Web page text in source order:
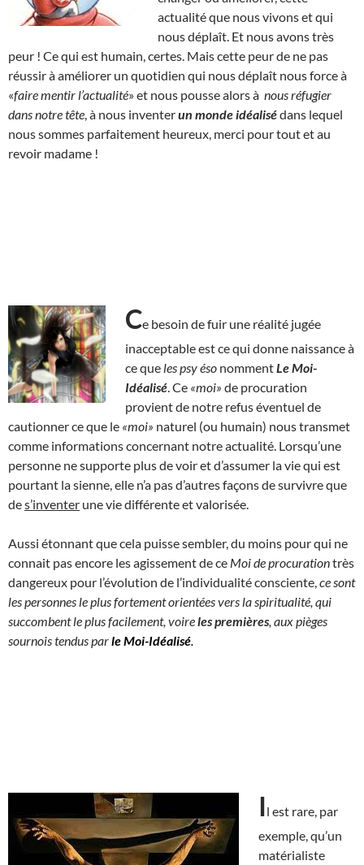
actualité que nous vivons et qui
nous déplaît. Et nous avons très
peur ! Ce qui est humain, certes. Mais cette peur de ne pas
réussir à améliorer un quotidien qui nous déplaît nous force à
«faire mentir l’actualité» et nous pousse alors à nous réfugier
dans notre tête , à nous inventerun monde idéalisédans lequel
nous sommes parfaitement heureux, merci pour tout et au
revoir madame !
Ce besoin de fuir une réalité jugée
inacceptable est ce qui donne naissance à
ce que les psy éso nommentLe Moi-
Idéalisé . Ce «moi» de procuration
provient de notre refus éventuel de
cautionner ce que le «moi» naturel (ou humain) nous transmet
comme informations concernant notre actualité. Lorsqu’une
personne ne supporte plus de voir et d’assumer la vie qui est
pourtant la sienne, elle n’a pas d’autres façons de survivre que
des’inventer une vie différente et valorisée.
Aussi étonnant que cela puisse sembler, du moins pour qui ne
connait pas encore les agissement de ce Moi de procurationtrès
dangereux pour l’évolution de l’individualité consciente, ce sont
les personnes le plus fortement orientées vers la spiritualité, qui
succombent le plus facilement, voireles premières , aux pièges
sournois tendus parle Moi-Idéalisé
Il est rare, par
exemple, qu’un
matérialiste